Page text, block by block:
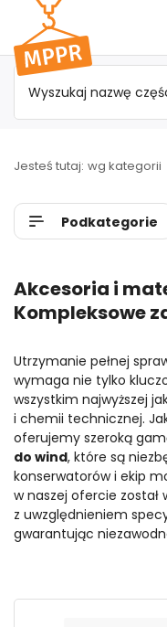
Przejdź do
menu
głównego
Jesteś tutaj: wg kategorii
Podkategorie
Akcesoria i
Kompleksowe
Utrzymanie pełnej
wymaga nie tylko
wszystkim najwyższej
i chemii technicznej.
oferujemy szeroką
do wind, które są
konserwatorów i ekip
w naszej ofercie został
z uwzględnieniem
gwarantując